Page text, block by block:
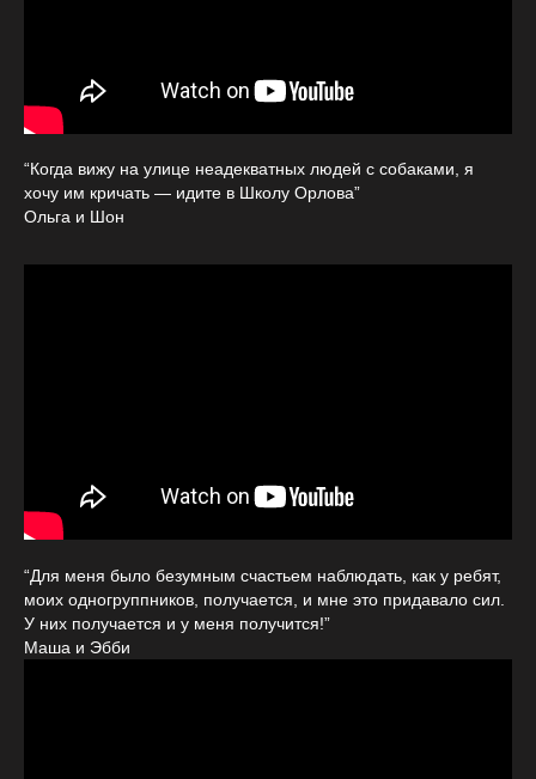
“Когда вижу на улице неадекватных людей с собаками, я
хочу им кричать — идите в Школу Орлова”
Ольга и Шон
“Для меня было безумным счастьем наблюдать, как у ребят,
моих одногруппников, получается, и мне это придавало сил.
У них получается и у меня получится!”
Маша и Эбби